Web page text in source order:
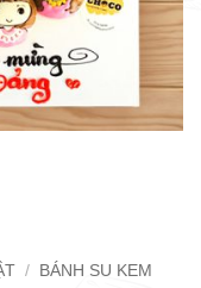
/
BÁNH SU KEM